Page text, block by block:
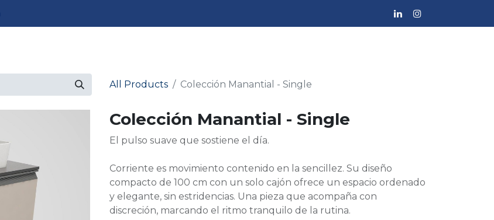
All Products Colección Manantial - Single
Colección Manantial - Single
El pulso suave que sostiene el día.
Corriente es movimiento contenido en la sencillez. Su diseño
compacto de 100 cm con un solo cajón ofrece un espacio ordenado
y elegante, sin estridencias. Una pieza que acompaña con
discreción, marcando el ritmo tranquilo de la rutina.